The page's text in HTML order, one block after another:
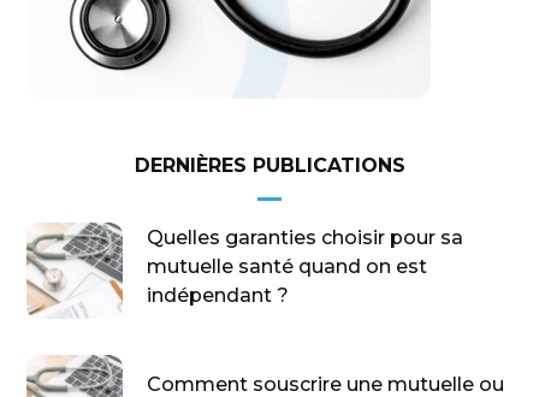
DERNIÈRES PUBLICATIONS
Quelles garanties choisir pour sa
mutuelle santé quand on est
indépendant ?
Comment souscrire une mutuelle ou